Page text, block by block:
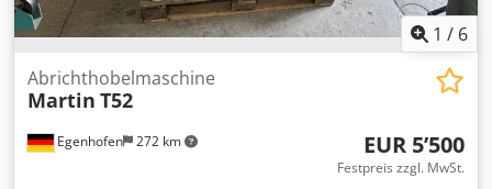
1 / 6
Egenhofen 272 km
Abrichthobelmaschine
Martin T52
EUR 5’500
Festpreis zzgl. MwSt.